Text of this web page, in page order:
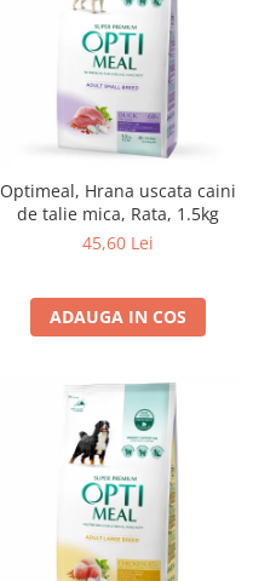
Optimeal, Hrana uscata caini
de talie mica, Rata, 1.5kg
45,60 Lei
ADAUGA IN COS